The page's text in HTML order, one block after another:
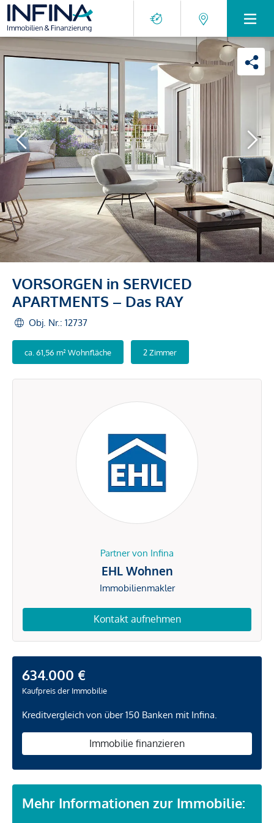
VORSORGEN in SERVICED
APARTMENTS – Das RAY
Obj. Nr.: 12737
ca. 61,56 m² Wohnfläche 2 Zimmer
Partner von Infina
EHL Wohnen
Immobilienmakler
Kontakt aufnehmen
634.000 €
Kaufpreis der Immobilie
Kreditvergleich von über 150 Banken mit Infina.
Immobilie finanzieren
Mehr Informationen zur Immobilie: